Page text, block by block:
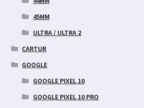
45MM
ULTRA / ULTRA 2
CARTUR
GOOGLE
GOOGLE PIXEL 10
GOOGLE PIXEL 10 PRO